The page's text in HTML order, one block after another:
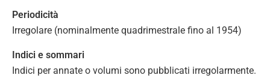
Periodicità
Irregolare (nominalmente quadrimestrale fino al 1954)
Indici e sommari
Indici per annate o volumi sono pubblicati irregolarmente.